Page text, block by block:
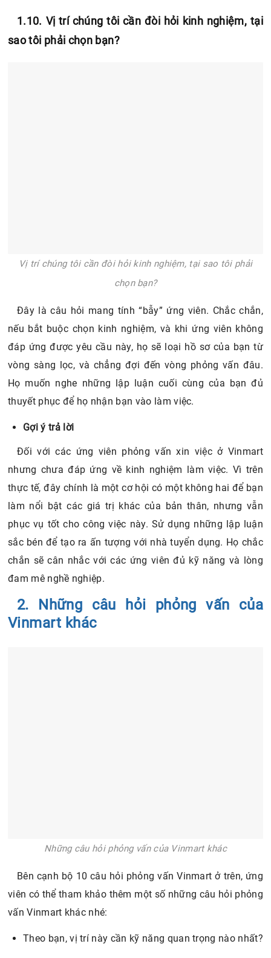
Đây là câu hỏi mang tính “bẫy” ứng viên. Chắc chắn,
nếu bắt buộc chọn kinh nghiệm, và khi ứng viên không
vòng sàng lọc, và chẳng đợi đến vòng phỏng vấn đâu.
Họ muốn nghe những lập luận cuối cùng của bạn đủ
thuyết phục để họ nhận bạn vào làm việc.
Gợi ý trả lời
Đối với các ứng viên phỏng vấn xin việc ở Vinmart
nhưng chưa đáp ứng về kinh nghiệm làm việc. Vì trên
làm nổi bật các giá trị khác của bản thân, nhưng vẫn
phục vụ tốt cho công việc này. Sử dụng những lập luận
sắc bén để tạo ra ấn tượng với nhà tuyển dụng. Họ chắc
chắn sẽ cân nhắc với các ứng viên đủ kỹ năng và lòng
đam mê nghề nghiệp.
2. Những câu hỏi phỏng vấn của
Vinmart khác
Bạn đã có những thành tựu nhất định nào ở quá khứ?
Bạn đã từng đối diện với khó khăn nào ở công việc